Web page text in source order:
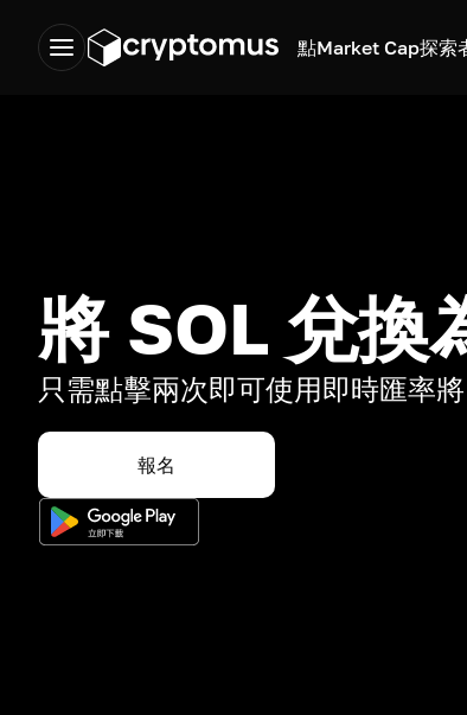
點Market Cap探索
將 SOL 兌換
只需點擊兩次即可使用即時匯率
報名